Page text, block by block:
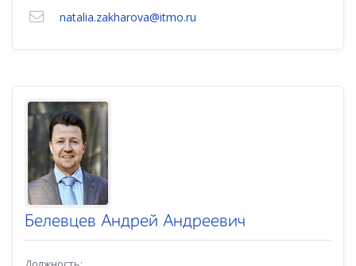
natalia.zakharova@itmo.ru
Белевцев Андрей Андреевич